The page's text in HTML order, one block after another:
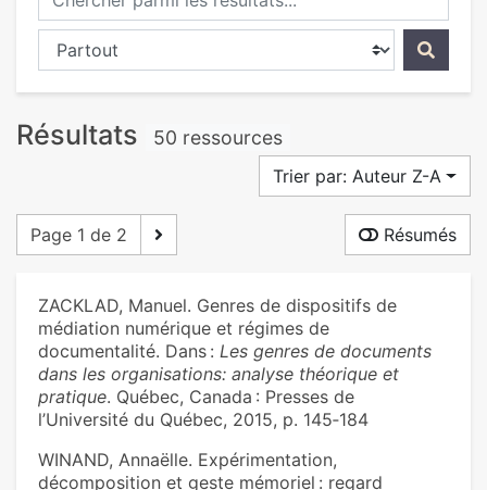
Chercher dans...
Résultats 50 ressources
Trier par: Auteur Z-A
Page 1 de 2 Résumés
ZACKLAD, Manuel. Genres de dispositifs de
médiation numérique et régimes de
documentalité. Dans : Les genres de documents
dans les organisations: analyse théorique et
pratique. Québec, Canada : Presses de
l’Université du Québec, 2015, p. 145‑184
WINAND, Annaëlle. Expérimentation,
décomposition et geste mémoriel : regard